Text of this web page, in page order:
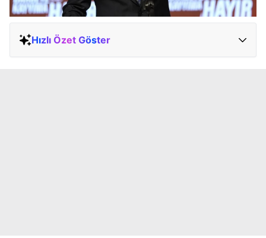
Hızlı Özet Göster